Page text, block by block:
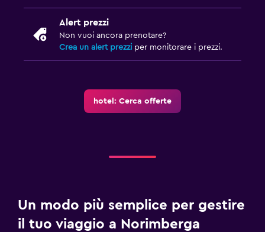
Parcheggio e trasporti
Parcheggio
Parcheggio privato
Servizio parcheggiatore
Ferro e asse da stiro
Alert prezzi
Non vuoi ancora prenotare?
Crea un alert prezzi per monitorare i prezzi.
hotel: Cerca offerte
Un modo più semplice per gestire
il tuo viaggio a Norimberga